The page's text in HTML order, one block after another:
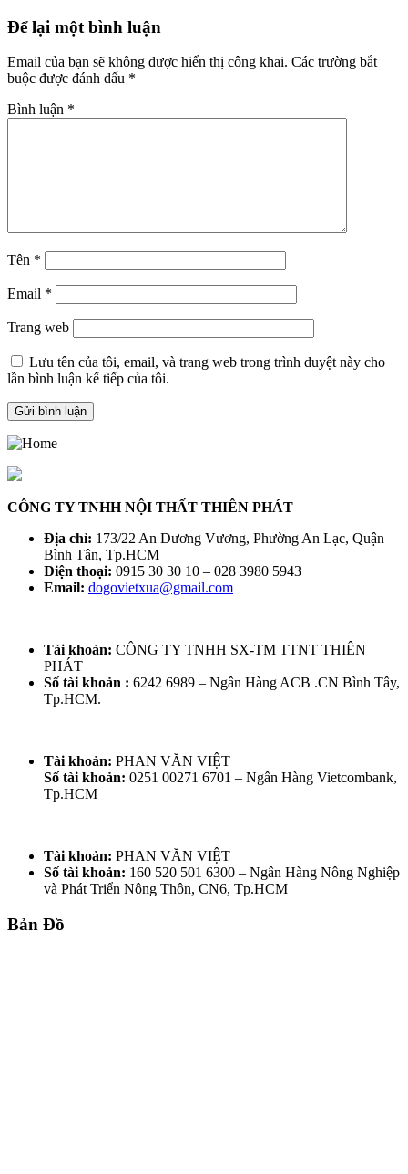
Để lại một bình luận
Email của bạn sẽ không được hiển thị công khai. Các trường bắt
buộc được đánh dấu *
Bình luận *
Tên *
Email *
Trang web
Lưu tên của tôi, email, và trang web trong trình duyệt này cho
lần bình luận kế tiếp của tôi.
CÔNG TY TNHH NỘI THẤT THIÊN PHÁT
Địa chỉ: 173/22 An Dương Vương, Phường An Lạc, Quận
Bình Tân, Tp.HCM
Điện thoại: 0915 30 30 10 – 028 3980 5943
Email: dogovietxua@gmail.com
Tài khoản: CÔNG TY TNHH SX-TM TTNT THIÊN
PHÁT
Số tài khoản : 6242 6989 – Ngân Hàng ACB .CN Bình Tây,
Tp.HCM.
Tài khoản: PHAN VĂN VIỆT
Số tài khoản: 0251 00271 6701 – Ngân Hàng Vietcombank,
Tp.HCM
Tài khoản: PHAN VĂN VIỆT
Số tài khoản: 160 520 501 6300 – Ngân Hàng Nông Nghiệp
và Phát Triển Nông Thôn, CN6, Tp.HCM
Bản Đồ